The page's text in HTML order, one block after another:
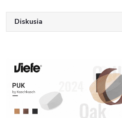
Diskusia